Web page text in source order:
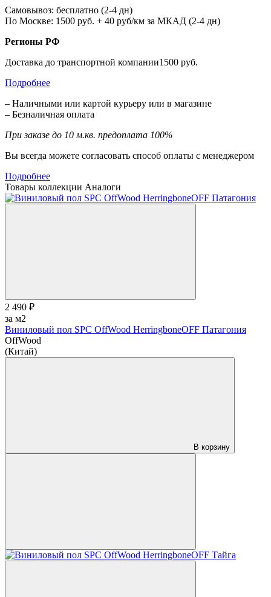
Самовывоз: бесплатно (2-4 дн)
По Москве: 1500 руб. + 40 руб/км за МКАД (2-4 дн)
Регионы РФ
Доставка до транспортной компании1500 руб.
Подробнее
– Наличными или картой курьеру или в магазине
– Безналичная оплата
При заказе до 10 м.кв. предоплата 100%
Вы всегда можете согласовать способ оплаты с менеджером
Подробнее
Товары коллекции Аналоги
2 490 ₽
за м2
Виниловый пол SPC OffWood HerringboneOFF Патагония
OffWood
(Китай)
В корзину